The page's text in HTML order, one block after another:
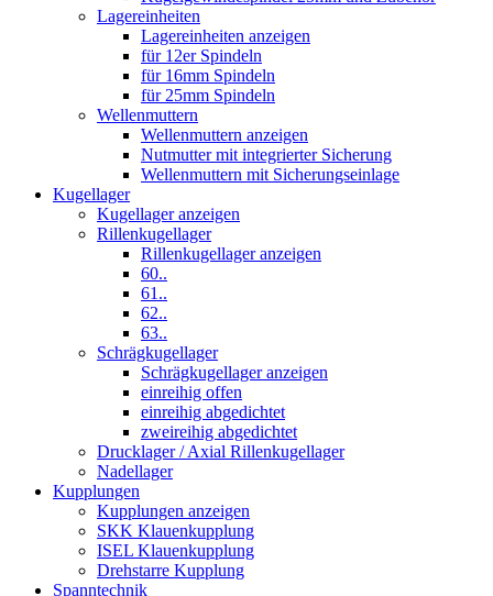
Lagereinheiten
Lagereinheiten anzeigen
für 12er Spindeln
für 16mm Spindeln
für 25mm Spindeln
Wellenmuttern
Wellenmuttern anzeigen
Nutmutter mit integrierter Sicherung
Wellenmuttern mit Sicherungseinlage
Kugellager
Kugellager anzeigen
Rillenkugellager
Rillenkugellager anzeigen
60..
61..
62..
63..
Schrägkugellager
Schrägkugellager anzeigen
einreihig offen
einreihig abgedichtet
zweireihig abgedichtet
Drucklager / Axial Rillenkugellager
Nadellager
Kupplungen
Kupplungen anzeigen
SKK Klauenkupplung
ISEL Klauenkupplung
Drehstarre Kupplung
Spanntechnik